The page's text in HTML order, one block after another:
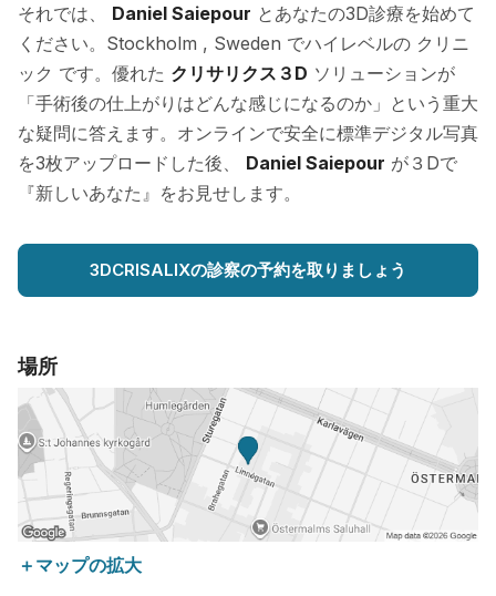
それでは、 Daniel Saiepour とあなたの3D診療を始めて
ください。Stockholm , Sweden でハイレベルの クリニ
ック です。優れた クリサリクス３D ソリューションが
「手術後の仕上がりはどんな感じになるのか」という重大
な疑問に答えます。オンラインで安全に標準デジタル写真
を3枚アップロードした後、 Daniel Saiepour が３Dで
『新しいあなた』をお見せします。
3DCRISALIXの診察の予約を取りましょう
場所
＋マップの拡大